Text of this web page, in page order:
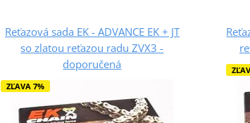
Reťazová sada EK - ADVANCE EK + JT
so zlatou reťazou radu ZVX3 -
doporučená
ZĽAVA 7%